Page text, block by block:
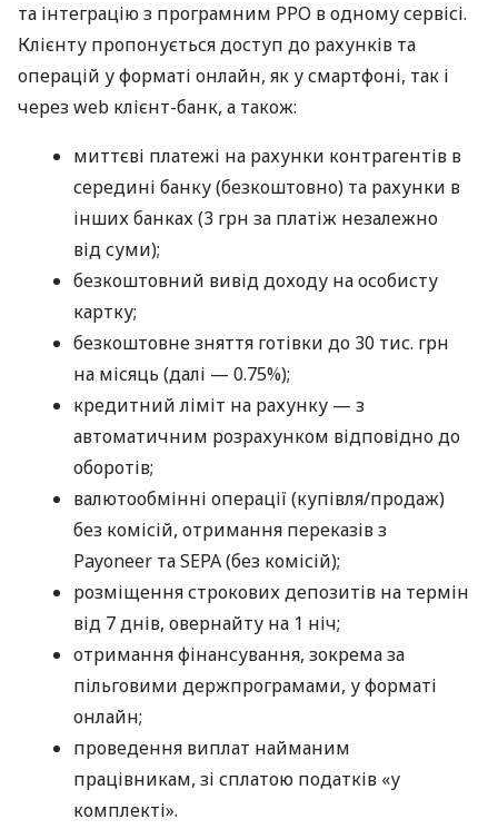
та інтеграцію з програмним РРО в одному сервісі.
Клієнту пропонується доступ до рахунків та
операцій у форматі онлайн, як у смартфоні, так і
через web клієнт-банк, а також:
миттєві платежі на рахунки контрагентів в
середині банку (безкоштовно) та рахунки в
інших банках (3 грн за платіж незалежно
від суми);
безкоштовний вивід доходу на особисту
картку;
безкоштовне зняття готівки до 30 тис. грн
на місяць (далі — 0.75%);
кредитний ліміт на рахунку — з
автоматичним розрахунком відповідно до
оборотів;
валютообмінні операції (купівля/продаж)
без комісій, отримання переказів з
Payoneer та SEPA (без комісій);
розміщення строкових депозитів на термін
від 7 днів, овернайту на 1 ніч;
отримання фінансування, зокрема за
пільговими держпрограмами, у форматі
онлайн;
проведення виплат найманим
працівникам, зі сплатою податків «у
комплекті».